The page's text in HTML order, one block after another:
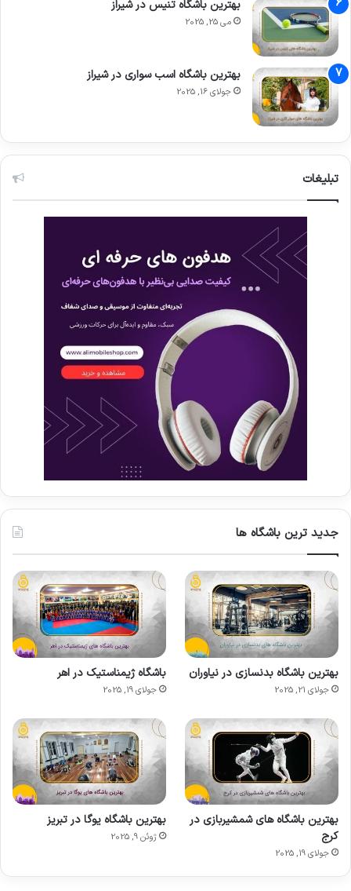
بهترین باشگاه تنیس در شیراز
می 25, 2025
بهترین باشگاه اسب سواری در شیراز
جولای 16, 2025
تبلیغات
جدید ترین باشگاه ها
بهترین باشگاه بدنسازی در نیاوران
جولای 21, 2025
باشگاه ژیمناستیک در اهر
جولای 19, 2025
بهترین باشگاه های شمشیربازی در
کرج
جولای 19, 2025
بهترین باشگاه یوگا در تبریز
ژوئن 9, 2025